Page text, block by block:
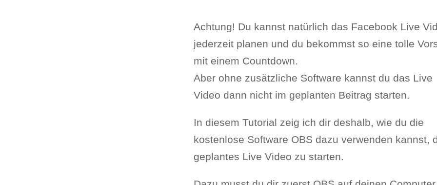
Achtung! Du kannst natürlich das Facebook Live
jederzeit planen und du bekommst so eine tolle
mit einem Countdown.
Aber ohne zusätzliche Software kannst du das Live
Video dann nicht im geplanten Beitrag starten.
In diesem Tutorial zeig ich dir deshalb, wie du die
kostenlose Software OBS dazu verwenden kannst,
geplantes Live Video zu starten.